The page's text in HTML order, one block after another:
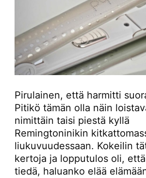
Pirulainen, että harmitti
Pitikö tämän olla näin
nimittäin taisi piestä kyllä
Remingtoninikin
liukuvuudessaan. Kokeilin
kertoja ja lopputulos oli,
tiedä, haluanko elää